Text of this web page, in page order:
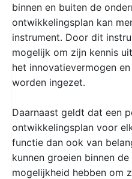
binnen en buiten de
ontwikkelingsplan kan
instrument. Door dit
mogelijk om zijn kennis
het innovatievermogen
worden ingezet.
Daarnaast geldt dat een
ontwikkelingsplan voor
functie dan ook van
kunnen groeien binnen
mogelijkheid hebben om